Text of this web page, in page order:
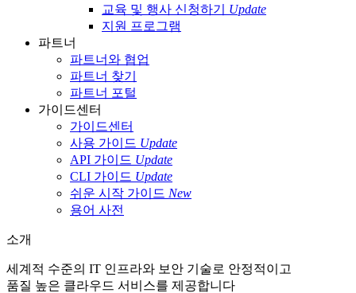
교육 및 행사 신청하기 Update
지원 프로그램
파트너
파트너와 협업
파트너 찾기
파트너 포털
가이드센터
가이드센터
사용 가이드 Update
API 가이드 Update
CLI 가이드 Update
쉬운 시작 가이드 New
용어 사전
소개
세계적 수준의 IT 인프라와 보안 기술로 안정적이고
품질 높은 클라우드 서비스를 제공합니다